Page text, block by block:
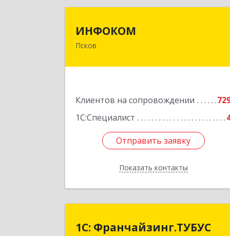
ИНФОКОМ
Псков
Клиентов на сопровождении
1С:Специалист
Отправить заявку
Показать контакты
Отправить заявку
Назад
1С: Франчайзинг.ТУБУС
1С: Франчайзинг.ТУБУС